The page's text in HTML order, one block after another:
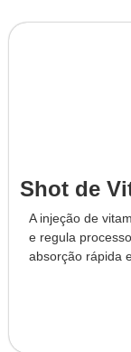
Shot de
A injeção de
e regula
absorção rápida